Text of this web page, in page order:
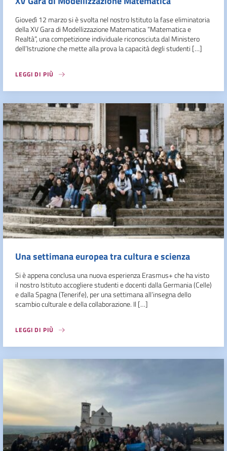
Giovedì 12 marzo si è svolta nel nostro Istituto la fase eliminatoria
della XV Gara di Modellizzazione Matematica “Matematica e
Realtà”, una competizione individuale riconosciuta dal Ministero
dell’Istruzione che mette alla prova la capacità degli studenti […]
LEGGI DI PIÙ
Una settimana europea tra cultura e scienza
Si è appena conclusa una nuova esperienza Erasmus+ che ha visto
il nostro Istituto accogliere studenti e docenti dalla Germania (Celle)
e dalla Spagna (Tenerife), per una settimana all’insegna dello
scambio culturale e della collaborazione. Il […]
LEGGI DI PIÙ